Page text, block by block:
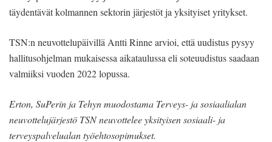
täydentävät kolmannen sektorin järjestöt ja yksityiset yritykset.
TSN:n neuvottelupäivillä Antti Rinne arvioi, että uudistus pysyy
hallitusohjelman mukaisessa aikataulussa eli soteuudistus saadaan
valmiiksi vuoden 2022 lopussa.
Erton, SuPerin ja Tehyn muodostama Terveys- ja sosiaalialan
neuvottelujärjestö TSN neuvottelee yksityisen sosiaali- ja
terveyspalvelualan työehtosopimukset.